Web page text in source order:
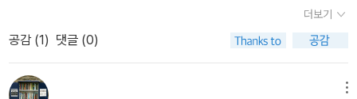
나더라도, 사소한 일들이며, 지나가며,흘러갈 수 잇도록 해야 한다.과
거의 습관과 관습에 따라 살아가면,시샘하게 되고,질투하며 살아간
다.비교의 덫에 갖혀서 스스로 불행할 권리를 만들어 간다.감사하는
마음 하나면 충분하다. 내가 약해서 감사히 여기며 , 비난받더라도 검
은 영원한 안식, 영원한 즐거움, 변하지 않는 만족을 누리며 산다. 이
평화로움은 본래부터 우리 안에 있던 것이므로 누구나 생각의 복잡함
력의 샘과 행복의 오아시스를 가지고 있다. 이 무한 능력의 샘과 이 오
섭리의 위력과 신비를 체감하며, 자연과 우주 앞에 겸손해집니다. (*
책좋사 카페의 소개를 통해 출판사에서 제공한 도서를 읽고 솔직하
게, 주관적으로 작성한 후기입니다) 자연과 합일하여 삿됨 없는 무위
의 자연스러운 삶을 살자는 주장은, p54에서 저자께서 지적하듯 '아
더보기
공감 (1) 댓글 (0)